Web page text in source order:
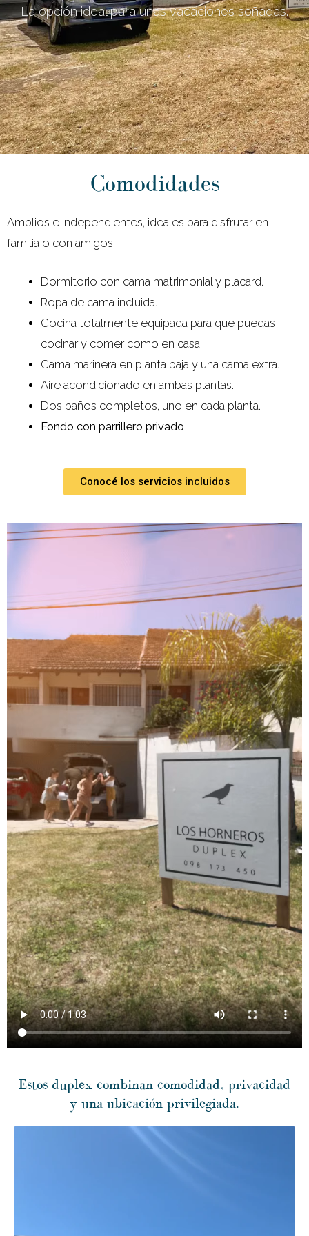
La opción ideal para unas vacaciones soñadas.
Comodidades
Amplios e independientes, ideales para disfrutar en
familia o con amigos.
Dormitorio con cama matrimonial y placard.
Ropa de cama incluida.
Cocina totalmente equipada para que puedas
cocinar y comer como en casa
Cama marinera en planta baja y una cama extra.
Aire acondicionado en ambas plantas.
Dos baños completos, uno en cada planta.
Fondo con parrillero privado
Conocé los servicios incluidos
Estos duplex combinan comodidad, privacidad
y una ubicación privilegiada.